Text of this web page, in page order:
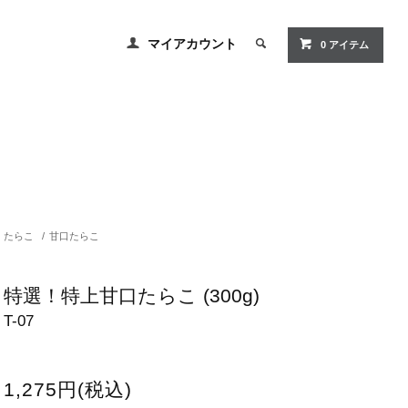
マイアカウント 0 アイテム
たらこ / 甘口たらこ
特選！特上甘口たらこ (300g)
T-07
1,275円(税込)